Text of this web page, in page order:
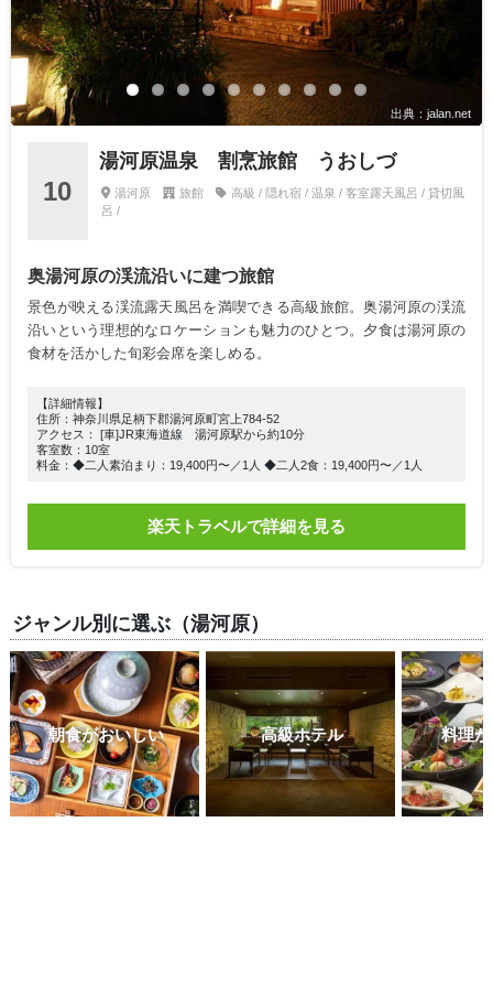
出典：jalan.net
10
湯河原温泉 割烹旅館 うおしづ
湯河原 旅館
高級 / 隠れ宿 / 温泉 / 客室露天風呂 / 貸切風
呂 /
奥湯河原の渓流沿いに建つ旅館
景色が映える渓流露天風呂を満喫できる高級旅館。奥湯河原の渓流
沿いという理想的なロケーションも魅力のひとつ。夕食は湯河原の
食材を活かした旬彩会席を楽しめる。
【詳細情報】
住所：神奈川県足柄下郡湯河原町宮上784-52
アクセス： [車]JR東海道線 湯河原駅から約10分
客室数：10室
料金：◆二人素泊まり：19,400円〜／1人 ◆二人2食：19,400円〜／1人
楽天トラベルで詳細を見る
ジャンル別に選ぶ（湯河原）
朝食がおいしい 高級ホテル 料理